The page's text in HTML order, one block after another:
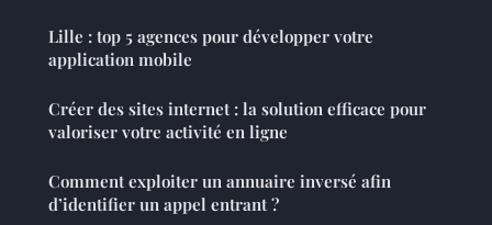
Lille : top 5 agences pour développer votre
application mobile
Créer des sites internet : la solution efficace pour
valoriser votre activité en ligne
Comment exploiter un annuaire inversé afin
d’identifier un appel entrant ?